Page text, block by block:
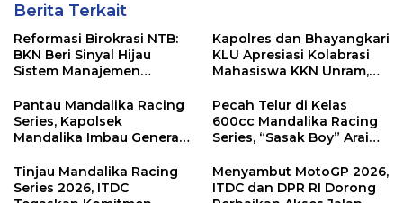
Berita Terkait
Reformasi Birokrasi NTB:
BKN Beri Sinyal Hijau
Sistem Manajemen
Kapolres dan Bhayangkari
KLU Apresiasi Kolabrasi
Mahasiswa KKN Unram,
Sampah Jadi Rupiah
Pantau Mandalika Racing
Series, Kapolsek
Mandalika Imbau Generasi
Sirkuit, Bukan Jalan Raya
Pecah Telur di Kelas
600cc Mandalika Racing
Series, “Sasak Boy” Arai
Kemenangan
Tinjau Mandalika Racing
Series 2026, ITDC
Menyambut MotoGP 2026,
ITDC dan DPR RI Dorong